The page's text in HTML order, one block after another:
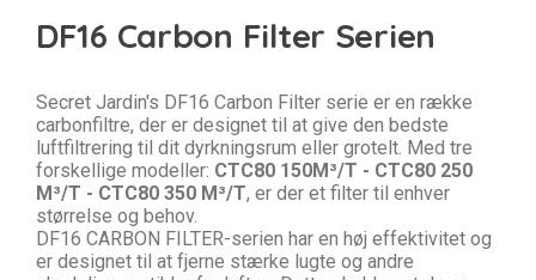
DF16 Carbon Filter Serien
Secret Jardin's DF16 Carbon Filter serie er en række
carbonfiltre, der er designet til at give den bedste
luftfiltrering til dit dyrkningsrum eller grotelt. Med tre
forskellige modeller: CTC80 150M³/T - CTC80 250
M³/T - CTC80 350 M³/T, er der et filter til enhver
størrelse og behov.
DF16 CARBON FILTER-serien har en høj effektivitet og
er designet til at fjerne stærke lugte og andre